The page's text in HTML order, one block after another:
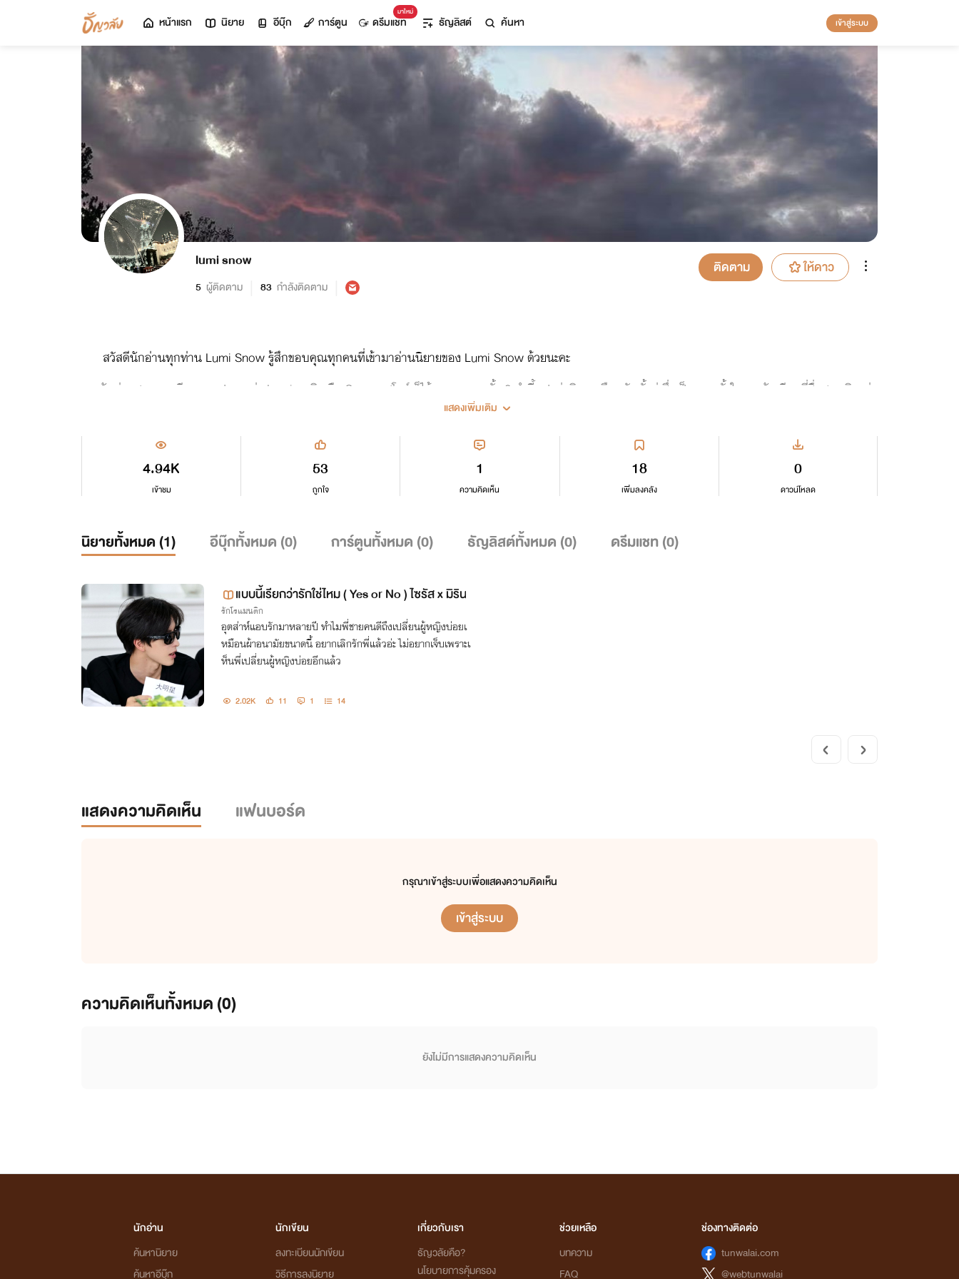
หน้าแรก นิยาย อีบุ๊ก การ์ตูน
มาใหม่
ดรีมแชท ธัญลิสต์ ค้นหา เข้าสู่ระบบ
lumi snow
5 ผู้ติดตาม 83 กำลังติดตาม
ติดตาม ให้ดาว
สวัสดีนักอ่านทุกท่าน Lumi Snow รู้สึกขอบคุณทุกคนที่เข้ามาอ่านนิยายของ Lumi Snow ด้วยนะคะ
คุณนักอ่านสามารถเรียกนามปากกาว่า Lumi : ลูมิ หรือ Snow : สโนว์ ก็ได้นะคะ เพราะทั้ง 2 คำนี้แปลว่าหิมะเหมือนกันทั้งคู่ ซึ่งเป็ฯความตั้งใจของนักเขียนที่ชื่นชอบหิมะค่ะ
ทั้งนี้ตัวนักเขียนเองก็หวังว่าคุณนักอ่านทุกท่านจะชื่นชอบนิยายที่เขียนออกมานะคะ
แสดงเพิ่มเติม
4.94K
เข้าชม
18
เพิ่มลงคลัง
53
ถูกใจ
0
ดาวน์โหลด
1
ความคิดเห็น
นิยายทั้งหมด (1) อีบุ๊กทั้งหมด (0) การ์ตูนทั้งหมด (0) ธัญลิสต์ทั้งหมด (0) ดรีมแชท (0)
แบบนี้เรียกว่ารักใช่ไหม ( Yes or No ) ไซรัส x มิริน
รักโรแมนติก
อุตส่าห์แอบรักมาหลายปี ทำไมพี่ชายคนดีถึงเปลี่ยนผู้หญิงบ่อยเ
หมือนผ้าอนามัยขนาดนี้ อยากเลิกรักพี่แล้วอ่ะ ไม่อยากเจ็บเพราะเ
ห็นพี่เปลี่ยนผู้หญิงบ่อยอีกแล้ว
2.02K 11 1 14
แสดงความคิดเห็น แฟนบอร์ด
กรุณาเข้าสู่ระบบเพื่อแสดงความคิดเห็น
เข้าสู่ระบบ
ความคิดเห็นทั้งหมด (0)
ยังไม่มีการแสดงความคิดเห็น
นักอ่าน
ค้นหานิยาย
ค้นหาอีบุ๊ก
นักเขียน
ลงทะเบียนนักเขียน
วิธีการลงนิยาย
เกี่ยวกับเรา
ธัญวลัยคือ?
นโยบายการคุ้มครอง
ช่วยเหลือ
บทความ
FAQ
ช่องทางติดต่อ
tunwalai.com
@webtunwalai